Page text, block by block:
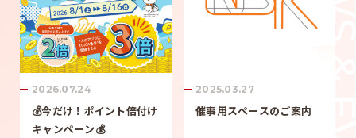
2026.07.24
💰今だけ！ポイント倍付け
キャンペーン💰
2025.03.27
催事用スペースのご案内